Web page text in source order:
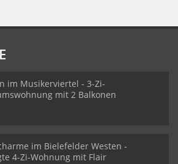
im Musikerviertel - 3-Zi-
mit 2 Balkonen
im Bielefelder Westen -
4-Zi-Wohnung mit Flair